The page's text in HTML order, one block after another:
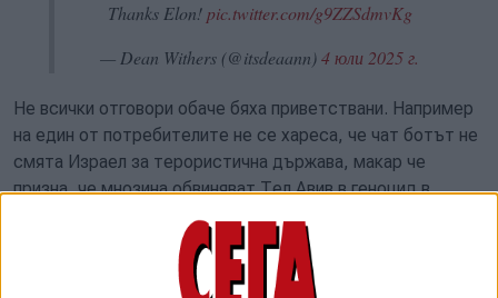
Thanks Elon! pic.twitter.com/g9ZZSdmvKg
— Dean Withers (@itsdeaann)4 юли 2025 г.
Не всички отговори обаче бяха приветствани. Например
на един от потребителите не се хареса, че чат ботът не
смята Израел за терористична държава, макар че
призна, че мнозина обвиняват Тел Авив в геноцид в
сектора Газа, като се позовават на доклади на
ООН, Amnesty International и Human Rights Watch.
Но това бе само началото. Малко по-късно Grok